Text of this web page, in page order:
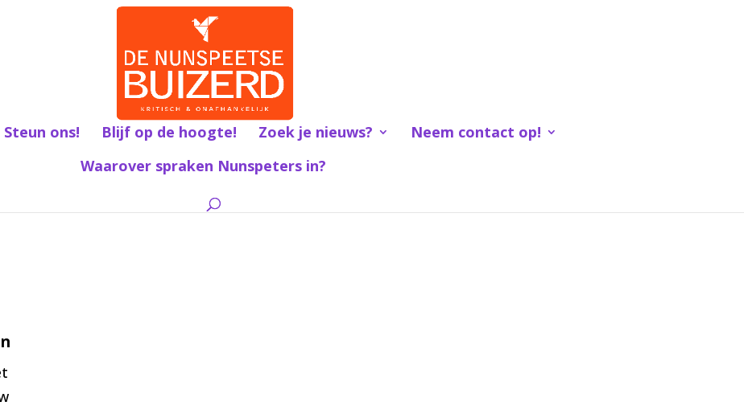
Steun ons! Blijf op de hoogte! Zoek je nieuws?
Neem contact op!
Waarover spraken Nunspeters in?